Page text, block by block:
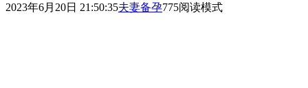
2023年6月20日 21:50:35夫妻备孕775阅读模式